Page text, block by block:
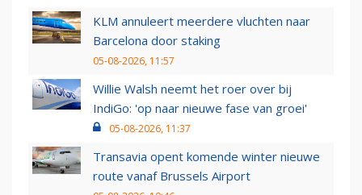
KLM annuleert meerdere vluchten naar
Barcelona door staking
05-08-2026, 11:57
Willie Walsh neemt het roer over bij
IndiGo: 'op naar nieuwe fase van groei'
05-08-2026, 11:37
Transavia opent komende winter nieuwe
route vanaf Brussels Airport